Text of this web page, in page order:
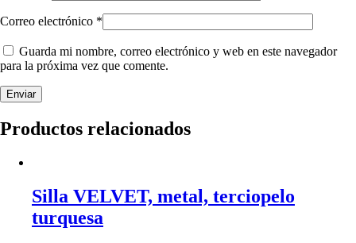
Correo electrónico *
Guarda mi nombre, correo electrónico y web en este navegador
para la próxima vez que comente.
Productos relacionados
Silla VELVET, metal, terciopelo
turquesa